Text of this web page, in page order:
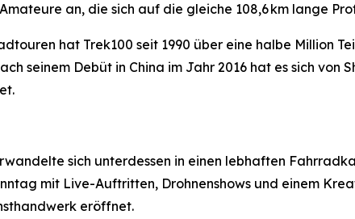
an, die sich auf die gleiche 108,6 km lange
hat Trek100 seit 1990 über eine halbe Million
seinem Debüt in China im Jahr 2016 hat es sich von
sich unterdessen in einen lebhaften
mit Live-Auftritten, Drohnenshows und einem
eröffnet.